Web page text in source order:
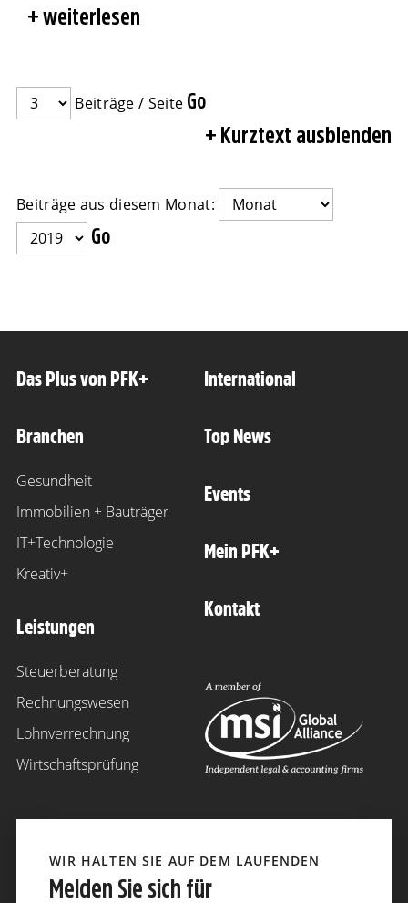
weiterlesen
Beiträge / Seite
Kurztext ausblenden
Beiträge aus diesem Monat:
Das Plus von PFK+
Branchen
Gesundheit
Immobilien + Bauträger
IT+Technologie
Kreativ+
Leistungen
Steuerberatung
Rechnungswesen
Lohnverrechnung
Wirtschaftsprüfung
International
Top News
Events
Mein PFK+
Kontakt
WIR HALTEN SIE AUF DEM LAUFENDEN
Melden Sie sich für